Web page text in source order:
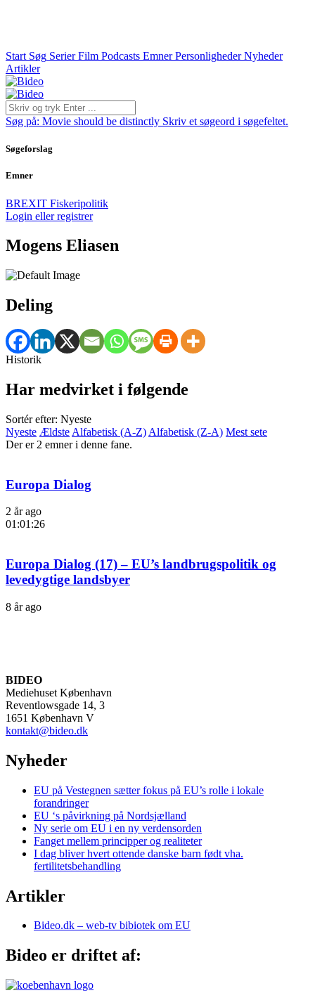
Start Søg Serier Film Podcasts Emner Personligheder Nyheder
Artikler
Søg på: Movie should be distinctly Skriv et søgeord i søgefeltet.
Søgeforslag
Emner
BREXIT Fiskeripolitik
Login eller registrer
Mogens Eliasen
Deling
Historik
Har medvirket i følgende
Sortér efter: Nyeste
Nyeste Ældste Alfabetisk (A-Z) Alfabetisk (Z-A) Mest sete
Der er 2 emner i denne fane.
Europa Dialog
2 år ago
01:01:26
Europa Dialog (17) – EU’s landbrugspolitik og
levedygtige landsbyer
8 år ago
BIDEO
Mediehuset København
Reventlowsgade 14, 3
1651 København V
kontakt@bideo.dk
Nyheder
EU på Vestegnen sætter fokus på EU’s rolle i lokale
forandringer
EU ‘s påvirkning på Nordsjælland
Ny serie om EU i en ny verdensorden
Fanget mellem principper og realiteter
I dag bliver hvert ottende danske barn født vha.
fertilitetsbehandling
Artikler
Bideo.dk – web-tv bibiotek om EU
Bideo er driftet af: